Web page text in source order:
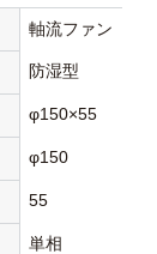
軸流ファン
防湿型
φ150×55
φ150
55
単相